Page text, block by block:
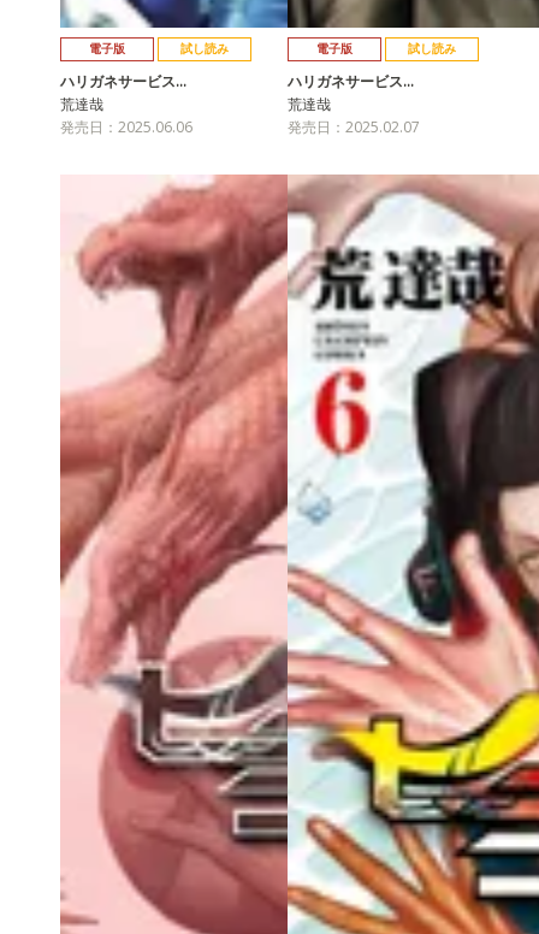
電子版 試し読み
ハリガネサービス…
荒達哉
発売日：2025.06.06
電子版 試し読み
ハリガネサービス…
荒達哉
発売日：2025.02.07